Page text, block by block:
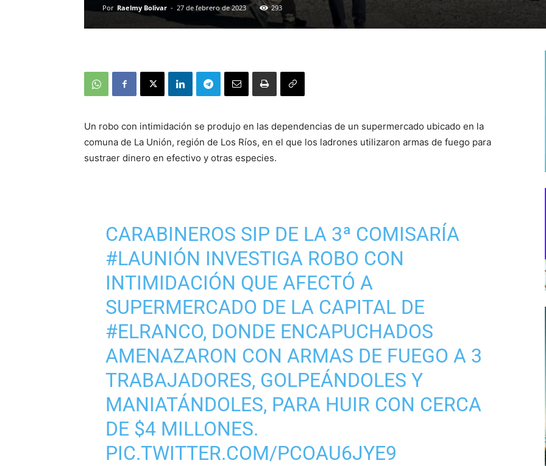
Por Raelmy Bolivar - 27 de febrero de 2023 293
Un robo con intimidación se produjo en las dependencias de un supermercado ubicado en la
comuna de La Unión, región de Los Ríos, en el que los ladrones utilizaron armas de fuego para
sustraer dinero en efectivo y otras especies.
CARABINEROS SIP DE LA 3ª COMISARÍA
#LAUNIÓN INVESTIGA ROBO CON
INTIMIDACIÓN QUE AFECTÓ A
SUPERMERCADO DE LA CAPITAL DE
#ELRANCO, DONDE ENCAPUCHADOS
AMENAZARON CON ARMAS DE FUEGO A 3
TRABAJADORES, GOLPEÁNDOLES Y
MANIATÁNDOLES, PARA HUIR CON CERCA
DE $4 MILLONES.
PIC.TWITTER.COM/PCOAU6JYE9